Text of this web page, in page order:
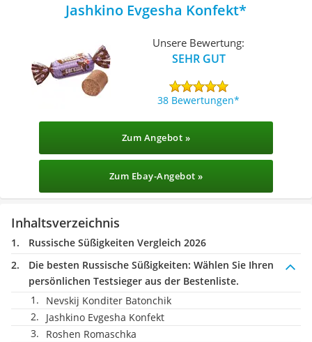
Jashkino Evgesha Konfekt
Unsere Bewertung:
SEHR GUT
38 Bewertungen
Zum Angebot »
Zum Ebay-Angebot »
Inhaltsverzeichnis
Russische Süßigkeiten Vergleich 2026
Die besten Russische Süßigkeiten: Wählen Sie Ihren
persönlichen Testsieger aus der Bestenliste.
Nevskij Konditer Batonchik
Jashkino Evgesha Konfekt
Roshen Romaschka